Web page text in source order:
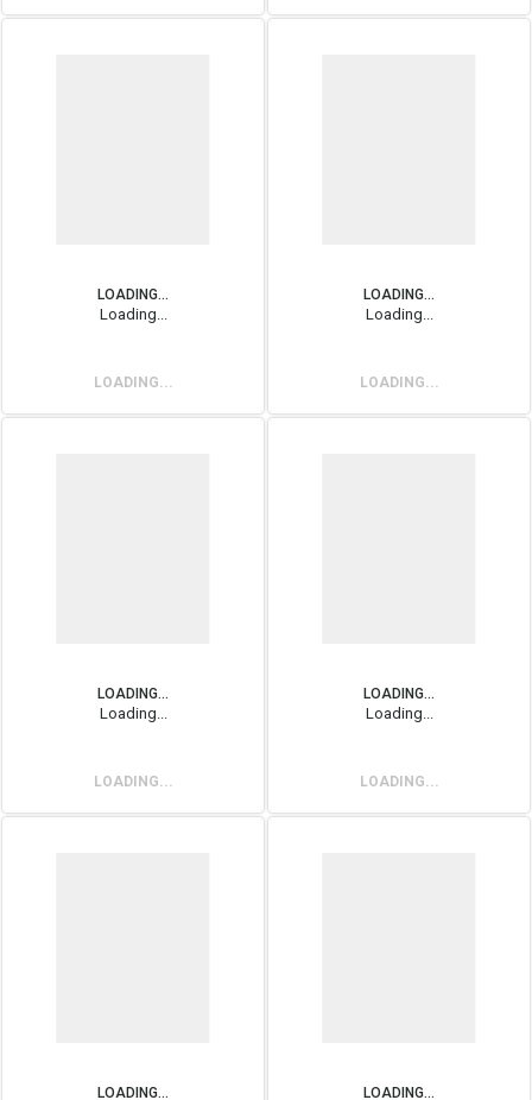
LOADING...
Loading...
LOADING...
LOADING...
Loading...
LOADING...
LOADING...
Loading...
LOADING...
LOADING...
Loading...
LOADING...
LOADING... LOADING...